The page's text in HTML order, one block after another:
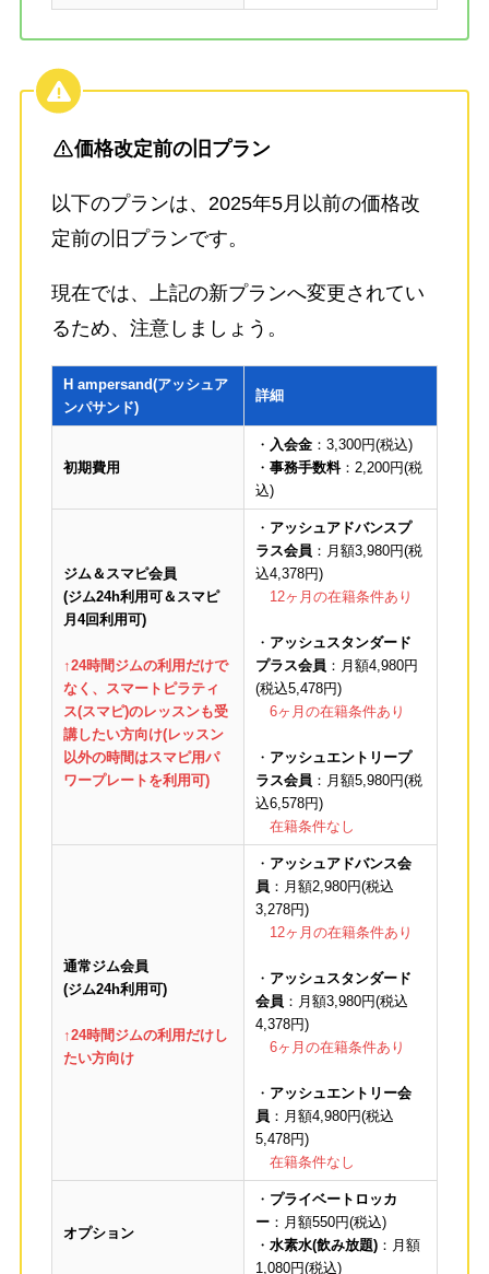
価格改定前の旧プラン
以下のプランは、2025年5月以前の価格改
定前の旧プランです。
現在では、上記の新プランへ変更されてい
るため、注意しましょう。
H ampersand(アッシュア
ンパサンド)
詳細
初期費用
・ 入会金：3,300円(税込)
・ 事務手数料：2,200円(税
込)
ジム＆スマピ会員
(ジム24h利用可＆スマピ
月4回利用可)
↑24時間ジムの利用だけで
なく、スマートピラティ
ス(スマピ)のレッスンも受
講したい方向け(レッスン
以外の時間はスマピ用パ
ワープレートを利用可)
・ アッシュアドバンスプ
ラス会員 ：月額3,980円(税
込4,378円)
12ヶ月の在籍条件あり
・ アッシュスタンダード
プラス会員 ：月額4,980円
(税込5,478円)
6ヶ月の在籍条件あり
・ アッシュエントリープ
ラス会員 ：月額5,980円(税
込6,578円)
在籍条件なし
通常ジム会員
(ジム24h利用可)
↑24時間ジムの利用だけし
たい方向け
・ アッシュアドバンス会
員 ：月額2,980円(税込
3,278円)
12ヶ月の在籍条件あり
・ アッシュスタンダード
会員 ：月額3,980円(税込
4,378円)
6ヶ月の在籍条件あり
・ アッシュエントリー会
員 ：月額4,980円(税込
5,478円)
在籍条件なし
オプション
・ プライベートロッカ
ー：月額550円(税込)
・ 水素水(飲み放題)：月額
1,080円(税込)